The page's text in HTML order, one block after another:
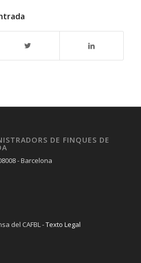
DE FINQUES DE
- Barcelona
del CAFBL -Texto Legal